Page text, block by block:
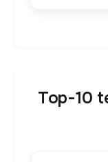
Top-10